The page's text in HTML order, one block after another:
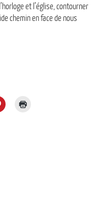
et l’église, contourner
chemin en face de nous